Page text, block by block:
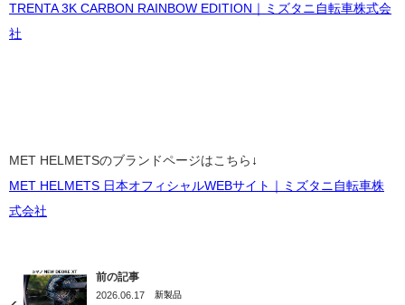
TRENTA 3K CARBON RAINBOW EDITION｜ミズタニ自転車株式会
社
MET HELMETSのブランドページはこちら ↓
MET HELMETS 日本オフィシャルWEBサイト｜ミズタニ自転車株
式会社
前の記事
2026.06.17 新製品